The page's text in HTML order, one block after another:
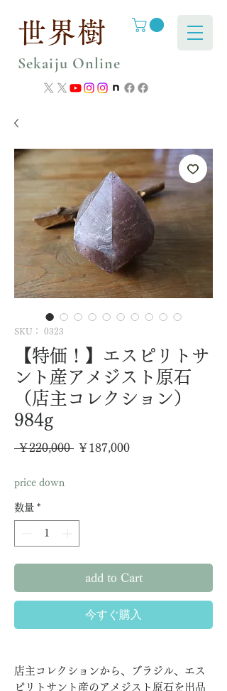
世界樹
Sekaiju Online
SKU： 0323
【特価！】エスピリトサ
ント産アメジスト原石
（店主コレクション）
984g
￥220,000 通￥187,000セ
price down
数量 *
add to Cart
今すぐ購入
店主コレクションから、ブラジル、エス
ピリトサント産のアメジスト原石を出品